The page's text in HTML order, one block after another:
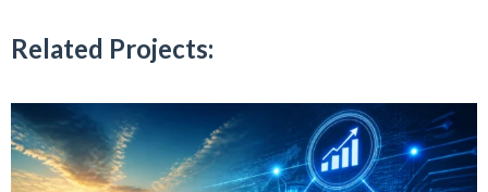
Related Projects: